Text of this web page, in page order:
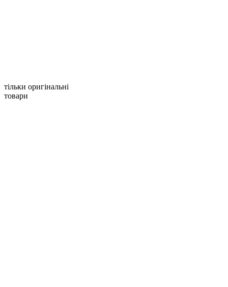
тільки оригінальні
товари